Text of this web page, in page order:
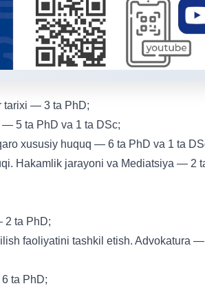
tarixi — 3 ta PhD;
— 5 ta PhD va 1 ta DSc;
xususiy huquq — 6 ta PhD va 1 ta
Hakamlik jarayoni va Mediatsiya — 2
2 ta PhD;
faoliyatini tashkil etish. Advokatura
ta PhD;